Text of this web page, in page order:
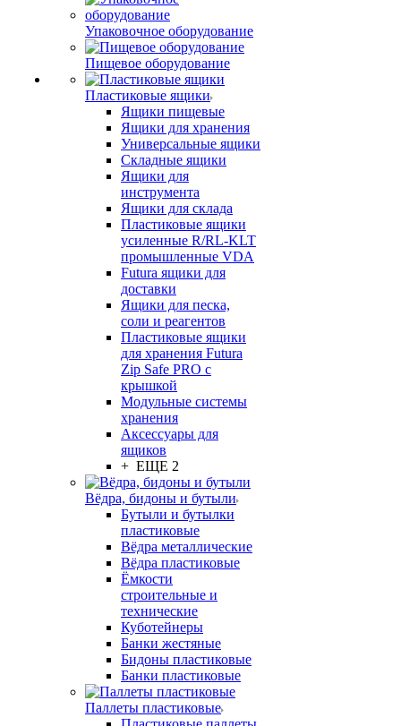
Упаковочное оборудование
Пищевое оборудование
Пластиковые ящики
Ящики пищевые
Ящики для хранения
Универсальные ящики
Складные ящики
Ящики для
инструмента
Ящики для склада
Пластиковые ящики
усиленные R/RL-KLT
промышленные VDA
Futura ящики для
доставки
Ящики для песка,
соли и реагентов
Пластиковые ящики
для хранения Futura
Zip Safe PRO с
крышкой
Модульные системы
хранения
Аксессуары для
ящиков
+ ЕЩЕ 2
Вёдра, бидоны и бутыли
Бутыли и бутылки
пластиковые
Вёдра металлические
Вёдра пластиковые
Ёмкости
строительные и
технические
Куботейнеры
Банки жестяные
Бидоны пластиковые
Банки пластиковые
Паллеты пластиковые